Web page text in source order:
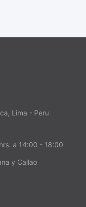
Lima - Peru
a 14:00 - 18:00
y Callao